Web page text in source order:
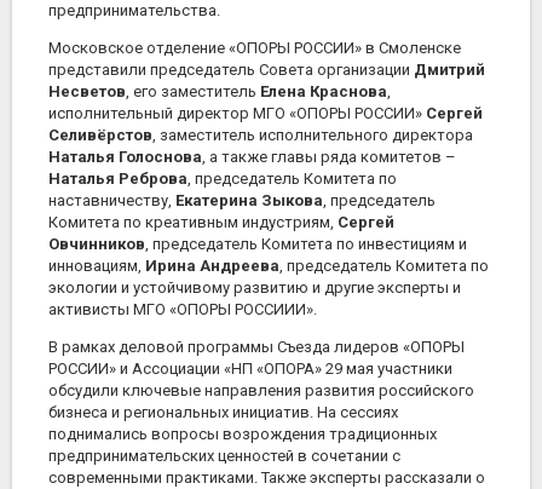
предпринимательства.
Московское отделение «ОПОРЫ РОССИИ» в Смоленске
представили председатель Совета организации Дмитрий
Несветов, его заместитель Елена Краснова,
исполнительный директор МГО «ОПОРЫ РОССИИ» Сергей
Селивёрстов, заместитель исполнительного директора
Наталья Голоснова, а также главы ряда комитетов –
Наталья Реброва, председатель Комитета по
наставничеству, Екатерина Зыкова, председатель
Комитета по креативным индустриям, Сергей
Овчинников, председатель Комитета по инвестициям и
инновациям, Ирина Андреева, председатель Комитета по
экологии и устойчивому развитию и другие эксперты и
активисты МГО «ОПОРЫ РОССИИИ».
В рамках деловой программы Съезда лидеров «ОПОРЫ
РОССИИ» и Ассоциации «НП «ОПОРА» 29 мая участники
обсудили ключевые направления развития российского
бизнеса и региональных инициатив. На сессиях
поднимались вопросы возрождения традиционных
предпринимательских ценностей в сочетании с
современными практиками. Также эксперты рассказали о